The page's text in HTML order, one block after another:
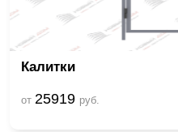
Калитки
от 25919 руб.